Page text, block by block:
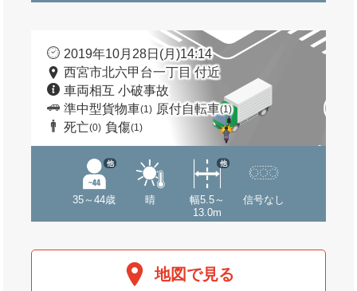
2019年10月28日(月)14:14
西宮市北六甲台一丁目 付近
車両相互 小破事故
準中型貨物車(1) 原付自転車(1)
死亡(0) 負傷(1)
35～44歳
他
晴
幅5.5～
13.0m
他
信号なし
地図で見る